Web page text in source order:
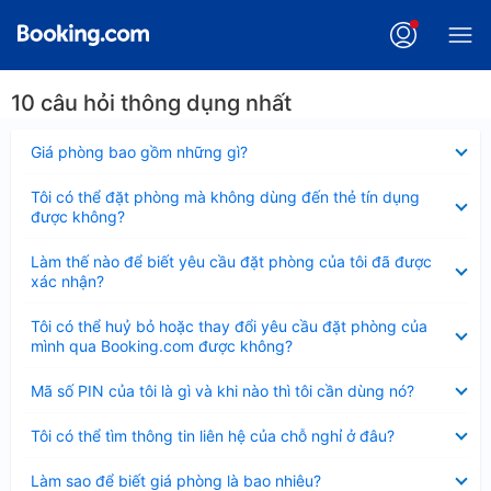
10 câu hỏi thông dụng nhất
Giá phòng bao gồm những gì?
thu
Tôi có thể đặt phòng mà không dùng đến thẻ tín dụng
được không?
thu
gọn
Làm thế nào để biết yêu cầu đặt phòng của tôi đã được
xác nhận?
thu
gọn
Tôi có thể huỷ bỏ hoặc thay đổi yêu cầu đặt phòng của
mình qua Booking.com được không?
thu
gọn
Mã số PIN của tôi là gì và khi nào thì tôi cần dùng nó?
thu
Tôi có thể tìm thông tin liên hệ của chỗ nghỉ ở đâu?
thu
Làm sao để biết giá phòng là bao nhiêu?
thu